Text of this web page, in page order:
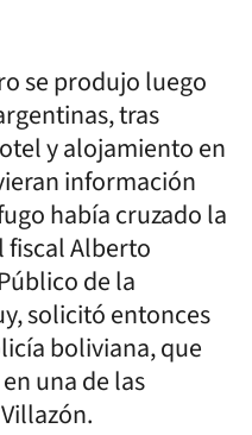
se produjo luego
tras
y alojamiento en
información
había cruzado la
fiscal Alberto
de la
solicitó entonces
boliviana, que
una de las